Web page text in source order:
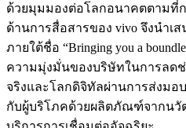
ด้วยมุมมองต่อโลกอนาคตตามที่
ด้านการสื่อสารของ vivo จึงนำเ
ภายใต้ชื่อ “Bringing you a
ความมุ่งมั่นของบริษัทในการลด
จริงและโลกดิจิทัลผ่านการส่งมอ
กับผู้บริโภคด้วยผลิตภัณฑ์จากนวั